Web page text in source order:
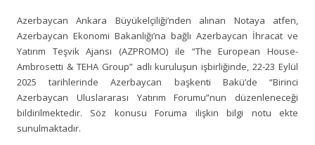
Azerbaycan Ankara Büyükelçiliği’nden alınan Notaya atfen,
Azerbaycan Ekonomi Bakanlığı’na bağlı Azerbaycan İhracat ve
Yatırım Teşvik Ajansı (AZPROMO) ile “The European House-
Ambrosetti & TEHA Group” adlı kuruluşun işbirliğinde, 22-23 Eylül
2025 tarihlerinde Azerbaycan başkenti Bakü’de “Birinci
Azerbaycan Uluslararası Yatırım Forumu”nun düzenleneceği
bildirilmektedir. Söz konusu Foruma ilişkin bilgi notu ekte
sunulmaktadır.